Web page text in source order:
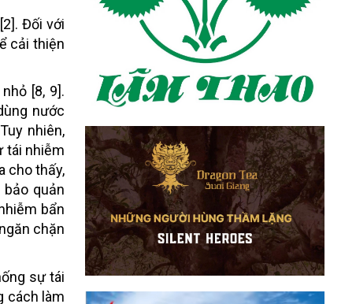
Đối với
cải thiện
[8, 9].
nước
nhiên,
tái nhiễm
cho thấy,
quản
bẩn
chặn
sự tái
cách làm